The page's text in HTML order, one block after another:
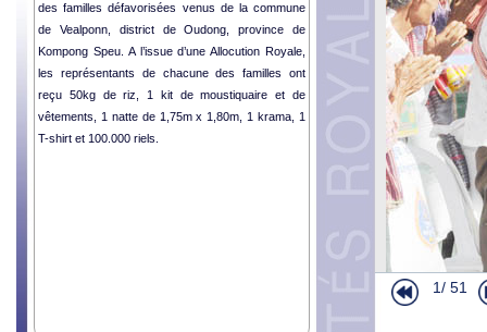
des familles défavorisées venus de la commune
de Vealponn, district de Oudong, province de
Kompong Speu. A l’issue d’une Allocution Royale,
les représentants de chacune des familles ont
reçu 50kg de riz, 1 kit de moustiquaire et de
vêtements, 1 natte de 1,75m x 1,80m, 1 krama, 1
T-shirt et 100.000 riels.
1/ 51